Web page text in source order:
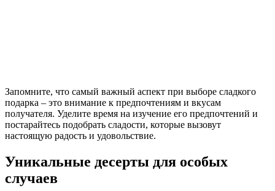
Запомните, что самый важный аспект при выборе сладкого
подарка – это внимание к предпочтениям и вкусам
получателя. Уделите время на изучение его предпочтений и
постарайтесь подобрать сладости, которые вызовут
настоящую радость и удовольствие.
Уникальные десерты для особых
случаев